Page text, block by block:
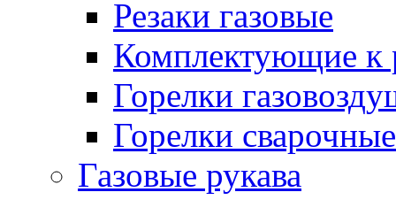
Резаки газовые
Комплектующие к
Горелки
Горелки сварочные
Газовые рукава